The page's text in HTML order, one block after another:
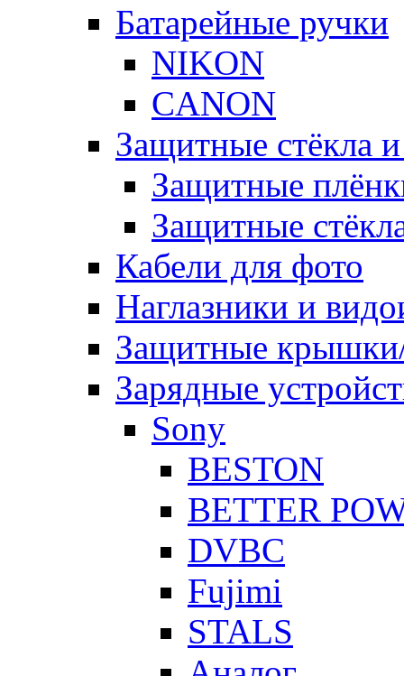
Батарейные ручки
NIKON
CANON
Защитные стёкла
Защитные
Защитные
Кабели для фото
Наглазники и
Защитные
Зарядные
Sony
BESTON
BETTER
DVBC
Fujimi
STALS